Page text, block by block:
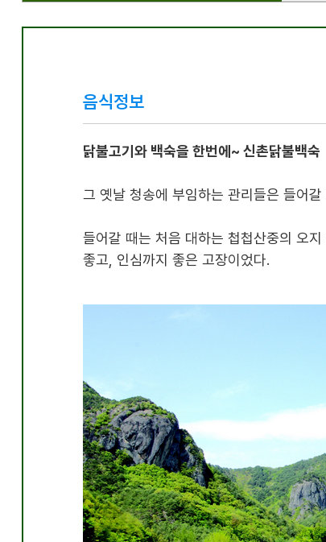
음식정보
닭불고기와 백숙을 한번에~ 신촌닭불백숙
그 옛날 청송에 부임하는 관리들은 들어갈
들어갈 때는 처음 대하는 첩첩산중의 오지
좋고 인심까지 좋은 고장이었다.